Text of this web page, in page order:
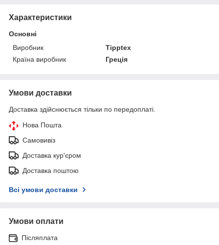
Характеристики
Основні
Виробник
Tipptex
Країна виробник
Греція
Умови доставки
Доставка здійснюється тільки по передоплаті.
Нова Пошта
Самовивіз
Доставка кур'єром
Доставка поштою
Всі умови доставки
Умови оплати
Післяплата